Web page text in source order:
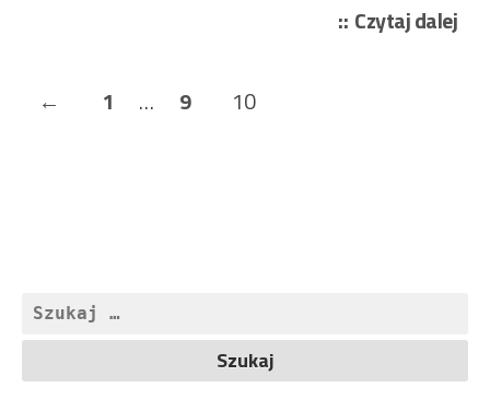
Czytaj dalej
Stronicowanie
← PreviousPage
1 … Page
9 Page
10
Szukaj: